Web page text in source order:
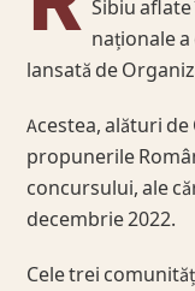
Sibiu
naționale a
lansată de
Acestea, alături
propunerile
concursului, ale
decembrie 2022.
Cele trei